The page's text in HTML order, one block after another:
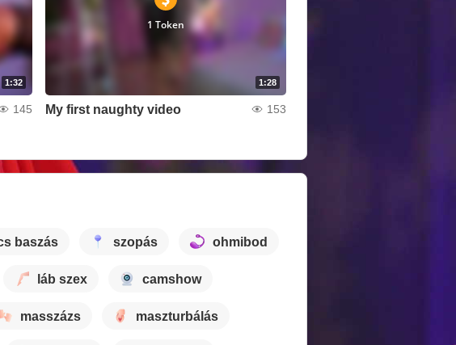
1:32
145
1:28
1 Token
My first naughty video 153
baszás szopás ohmibod
láb szex camshow
masszázs maszturbálás